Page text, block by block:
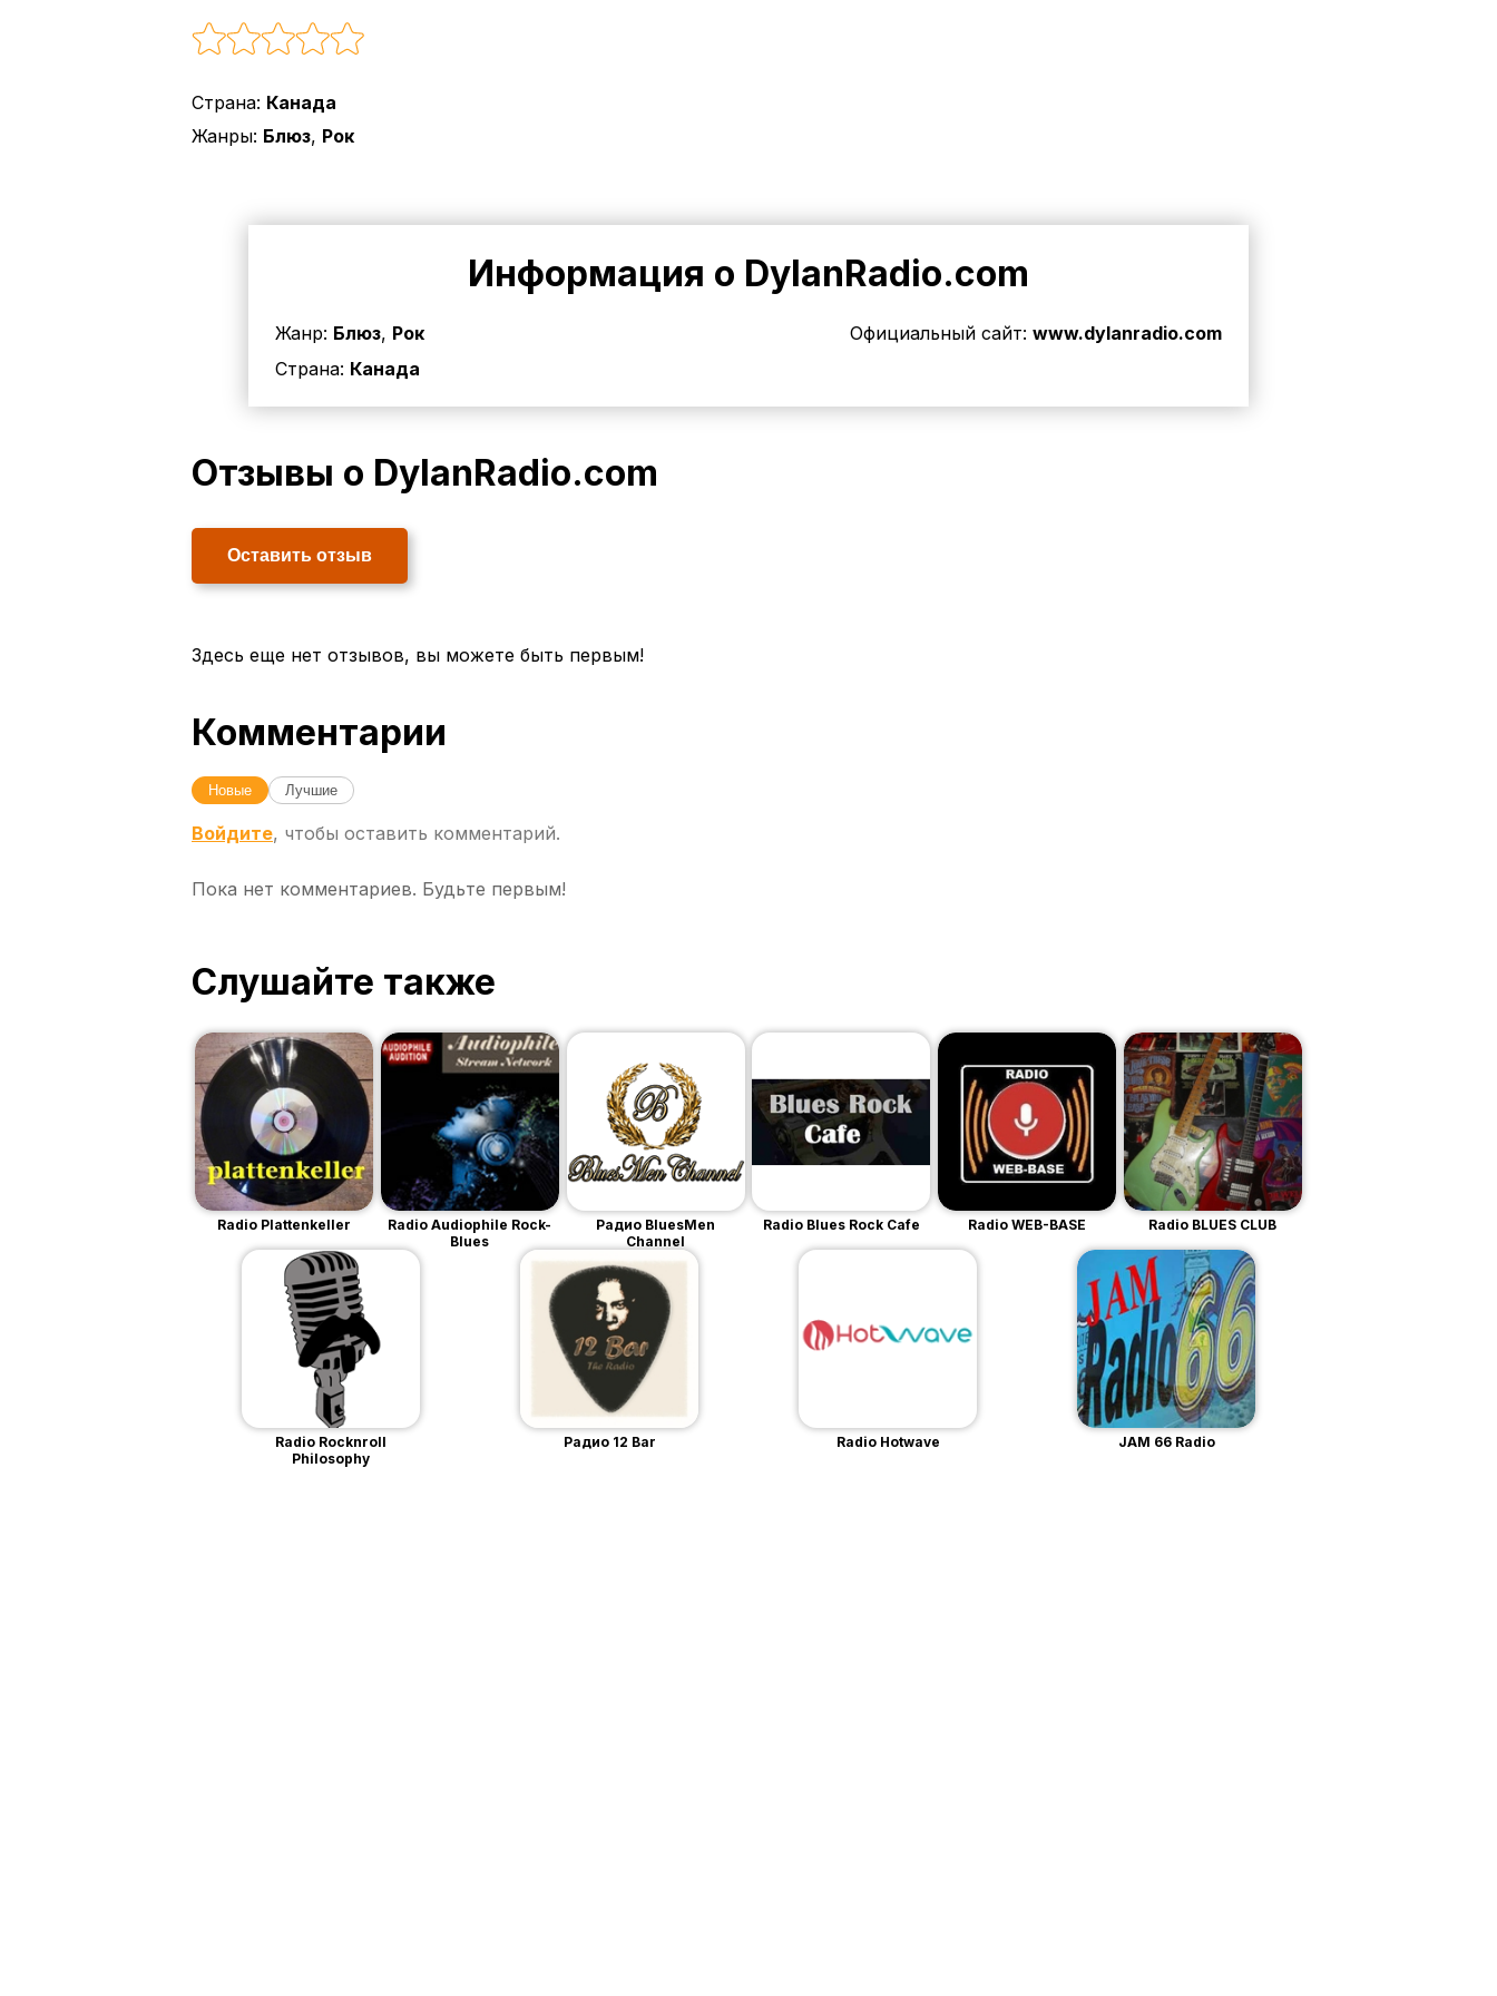
Страна: Канада
Жанры: Блюз, Рок
Информация о DylanRadio.com
Жанр: Блюз, Рок Официальный сайт: www.dylanradio.com
Страна: Канада
Отзывы о DylanRadio.com
Оставить отзыв
Здесь еще нет отзывов, вы можете быть первым!
Комментарии
Новые Лучшие
Войдите, чтобы оставить комментарий.
Пока нет комментариев. Будьте первым!
Слушайте также
Radio Plattenkeller
Radio Audiophile Rock-
Blues
Радио BluesMen
Channel
Radio Blues Rock Cafe Radio WEB-BASE Radio BLUES CLUB
Radio Rocknroll
Philosophy
Радио 12 Bar Radio Hotwave JAM 66 Radio